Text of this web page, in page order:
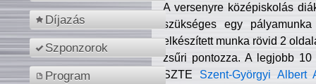
Díjazás
Szponzorok
Program
A versenyre középiskolás
szükséges egy
elkészített munka rövid 2
zsűri pontozza. A legjobb
SZTE Szent-Györgyi Albert